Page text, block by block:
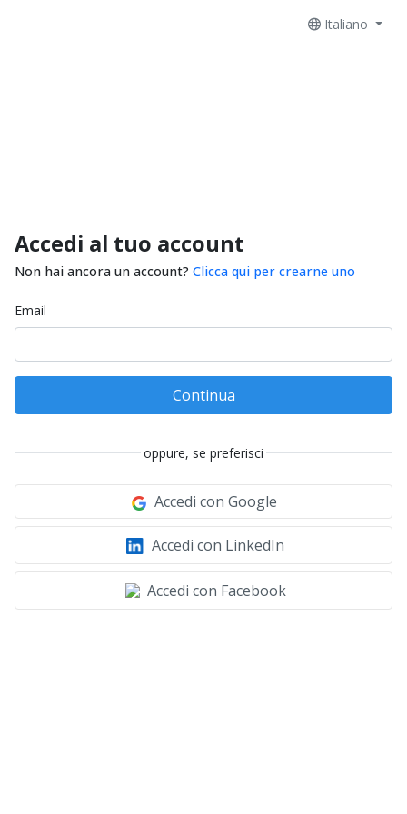
Italiano
Accedi al tuo account
Non hai ancora un account? Clicca qui per crearne uno
Email
Continua
oppure, se preferisci
Accedi con Google
Accedi con LinkedIn
Accedi con Facebook